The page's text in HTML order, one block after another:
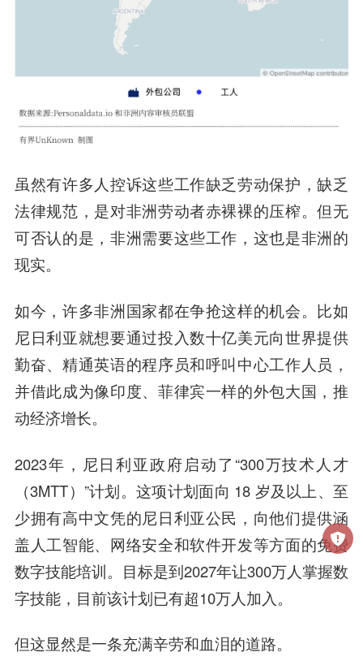
虽然有许多人控诉这些工作缺乏劳动保护，缺乏
法律规范，是对非洲劳动者赤裸裸的压榨。但无
可否认的是，非洲需要这些工作，这也是非洲的
现实。
如今，许多非洲国家都在争抢这样的机会。比如
尼日利亚就想要通过投入数十亿美元向世界提供
勤奋、精通英语的程序员和呼叫中心工作人员，
并借此成为像印度、菲律宾一样的外包大国，推
动经济增长。
2023年，尼日利亚政府启动了“300万技术人才
（3MTT）”计划。这项计划面向 18 岁及以上、至
少拥有高中文凭的尼日利亚公民，向他们提供涵
盖人工智能、网络安全和软件开发等方面的免费
数字技能培训。目标是到2027年让300万人掌握数
字技能，目前该计划已有超10万人加入。
但这显然是一条充满辛劳和血泪的道路。